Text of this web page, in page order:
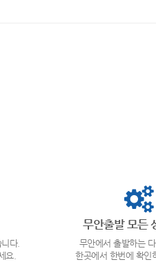
다.
요.
무안출발 모든
무안에서 출발하는
한곳에서 한번에 확인